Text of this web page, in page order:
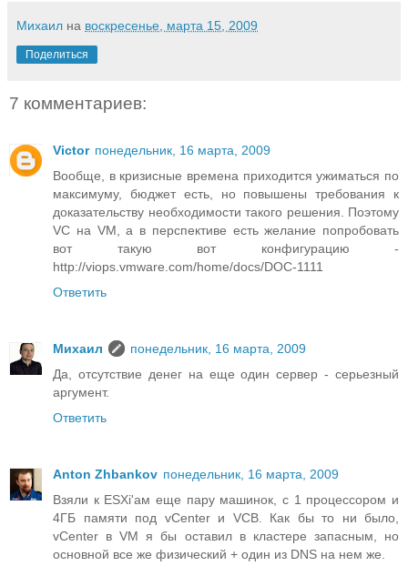
Михаил на воскресенье, марта 15, 2009
Поделиться
7 комментариев:
Victor понедельник, 16 марта, 2009
Вообще, в кризисные времена приходится ужиматься по
максимуму, бюджет есть, но повышены требования к
доказательству необходимости такого решения. Поэтому
VC на VM, а в перспективе есть желание попробовать
вот такую вот конфигурацию -
http://viops.vmware.com/home/docs/DOC-1111
Ответить
Михаил
понедельник, 16 марта, 2009
Да, отсутствие денег на еще один сервер - серьезный
аргумент.
Ответить
Anton Zhbankov понедельник, 16 марта, 2009
Взяли к ESXi'ам еще пару машинок, с 1 процессором и
4ГБ памяти под vCenter и VCB. Как бы то ни было,
vCenter в VM я бы оставил в кластере запасным, но
основной все же физический + один из DNS на нем же.